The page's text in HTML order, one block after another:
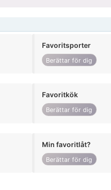
Favoritsporter
Berättar för dig
Favoritkök
Berättar för dig
Min favoritlåt?
Berättar för dig